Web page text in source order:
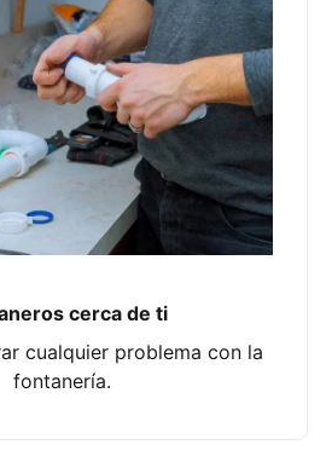
cerca de ti
cualquier problema con la
fontanería.